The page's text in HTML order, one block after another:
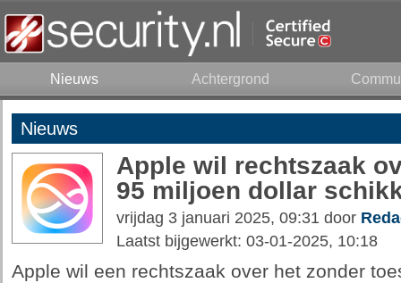
Nieuws Achtergrond
Nieuws
Apple wil rechtszaak
95 miljoen dollar
vrijdag 3 januari 2025, 09:31 door
Laatst bijgewerkt: 03-01-2025, 10:18
Apple wil een rechtszaak over het zonder